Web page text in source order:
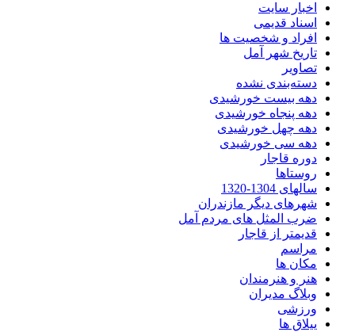
اخبار سایت
اسناد قدیمی
افراد و شخصیت ها
تاریخ شهر آمل
تصاویر
دسته‌بندی نشده
دهه بیست خورشیدی
دهه پنجاه خورشیدی
دهه چهل خورشیدی
دهه سی خورشیدی
دوره قاجار
روستاها
سالهای 1304-1320
شهرهای دیگر مازندران
ضرب المثل های مردم آمل
قدیمتر از قاجار
مراسم
مکان ها
هنر و هنرمندان
وبلاگ مدیران
ورزشی
ییلاق ها